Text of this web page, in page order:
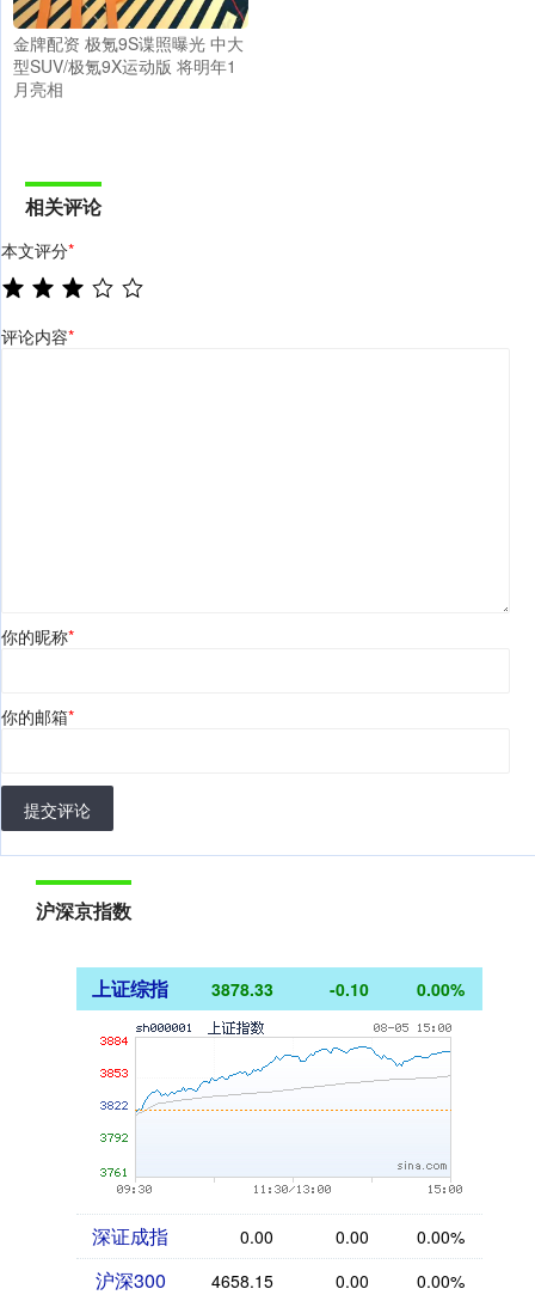
金牌配资 极氪9S谍照曝光 中大
型SUV/极氪9X运动版 将明年1
月亮相
相关评论
本文评分*
评论内容*
你的昵称*
你的邮箱*
提交评论
沪深京指数
上证综指 3878.33 -0.10 0.00%
深证成指 0.00 0.00 0.00%
沪深300 4658.15 0.00 0.00%